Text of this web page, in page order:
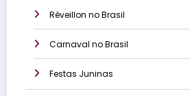
Réveillon no Brasil
Carnaval no Brasil
Festas Juninas